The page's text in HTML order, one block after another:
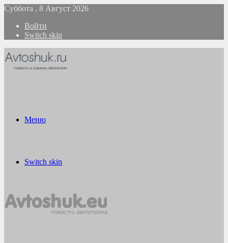
Суббота , 8 Август 2026
Войти
Switch skin
Меню
Switch skin